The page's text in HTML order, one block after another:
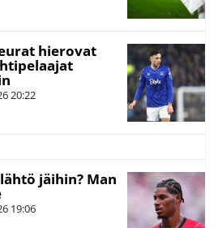
hierovat
20:22
jäihin? Man
19:06